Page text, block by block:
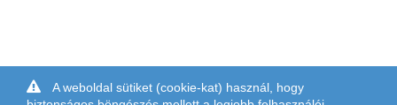
A weboldal sütiket (cookie-kat) használ, hogy